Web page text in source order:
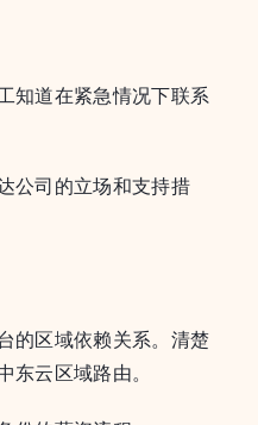
知道在紧急情况下联系
公司的立场和支持措
的区域依赖关系。清楚
东云区域路由。